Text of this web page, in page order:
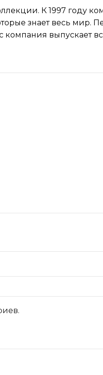
К 1997 году
знает весь мир.
выпускает